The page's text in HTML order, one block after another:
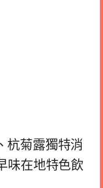
杭菊露獨特消
味在地特色飲